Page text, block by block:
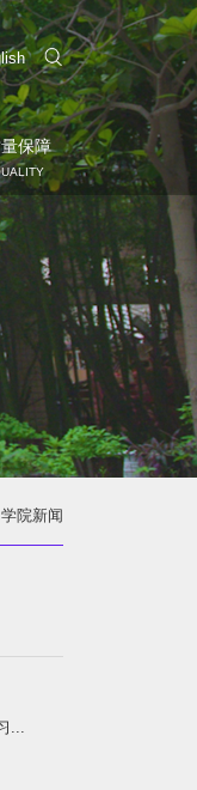
量保障
学院新闻
...